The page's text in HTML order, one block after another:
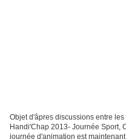
Objet d'âpres discussions entre
Handi'Chap 2013- Journée Sport,
journée d'animation est